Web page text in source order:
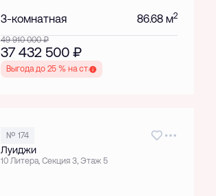
3-комнатная 86.68 м2
49 910 000₽
37 432 500 ₽
Выгода до 25 % на старте
№ 174
Луиджи
10 Литера, Секция 3, Этаж 5